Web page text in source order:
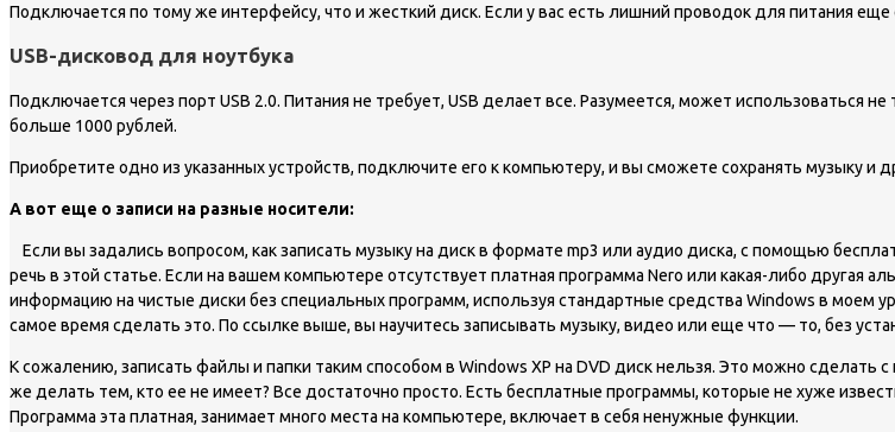
Подключается по тому же интерфейсу, что и жесткий диск. Если у вас есть лишний проводок для питания
USB-дисковод для ноутбука
Подключается через порт USB 2.0. Питания не требует, USB делает все. Разумеется, может использоваться
больше 1000 рублей.
Приобретите одно из указанных устройств, подключите его к компьютеру, и вы сможете сохранять музыку и
А вот еще о записи на разные носители:
Если вы задались вопросом, как записать музыку на диск в формате mp3 или аудио диска, с помощью
речь в этой статье. Если на вашем компьютере отсутствует платная программа Nero или какая-либо другая
информацию на чистые диски без специальных программ, используя стандартные средства Windows в моем
самое время сделать это. По ссылке выше, вы научитесь записывать музыку, видео или еще что — то, без
К сожалению, записать файлы и папки таким способом в Windows XP на DVD диск нельзя. Это можно
же делать тем, кто ее не имеет? Все достаточно просто. Есть бесплатные программы, которые не хуже
Программа эта платная, занимает много места на компьютере, включает в себя ненужные функции.